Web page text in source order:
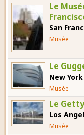
Le
San
Musée
Le
New York
Musée
Le
Los
Musée